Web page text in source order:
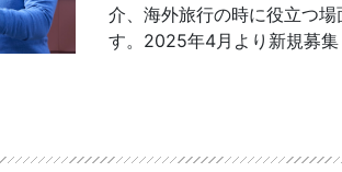
介、海外旅行の時に役立つ
す。2025年4月より新規募集